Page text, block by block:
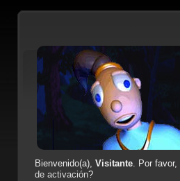
Bienvenido(a), Visitante. Por favor,
de activación?